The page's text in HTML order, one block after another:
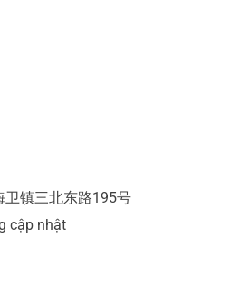
卫镇三北东路195号
cập nhật